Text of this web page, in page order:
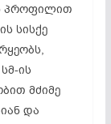
პროფილით
სისქე
ის
მძიმე
და